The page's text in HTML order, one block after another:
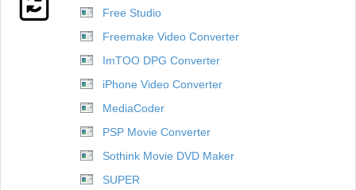
Free Studio
Freemake Video Converter
ImTOO DPG Converter
iPhone Video Converter
MediaCoder
PSP Movie Converter
Sothink Movie DVD Maker
SUPER